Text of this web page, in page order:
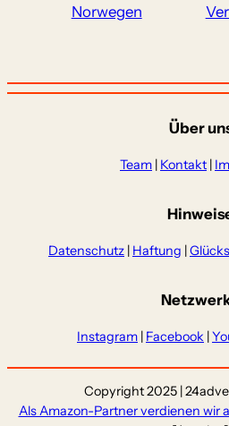
Norwegen
Über
Team | Kontakt |
Datenschutz | Haftung |
Instagram | Facebook |
Copyright 2025 |
Als Amazon-Partner verdienen wir